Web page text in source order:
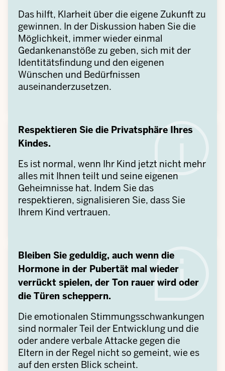
Das hilft, Klarheit über die eigene Zukunft zu
gewinnen. In der Diskussion haben Sie die
Möglichkeit, immer wieder einmal
Gedankenanstöße zu geben, sich mit der
Identitätsfindung und den eigenen
Wünschen und Bedürfnissen
auseinanderzusetzen.
Respektieren Sie die Privatsphäre Ihres
Kindes.
Es ist normal, wenn Ihr Kind jetzt nicht mehr
alles mit Ihnen teilt und seine eigenen
Geheimnisse hat. Indem Sie das
respektieren, signalisieren Sie, dass Sie
Ihrem Kind vertrauen.
Bleiben Sie geduldig, auch wenn die
Hormone in der Pubertät mal wieder
verrückt spielen, der Ton rauer wird oder
die Türen scheppern.
Die emotionalen Stimmungsschwankungen
sind normaler Teil der Entwicklung und die
oder andere verbale Attacke gegen die
Eltern in der Regel nicht so gemeint, wie es
auf den ersten Blick scheint.